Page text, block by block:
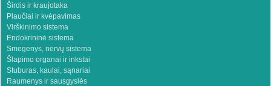
Širdis ir kraujotaka
Plaučiai ir kvėpavimas
Virškinimo sistema
Endokrininė sistema
Smegenys, nervų sistema
Šlapimo organai ir inkstai
Stuburas, kaulai, sąnariai
Raumenys ir sausgyslės